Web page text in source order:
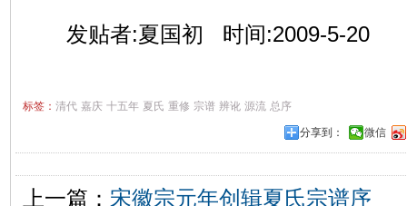
发贴者:夏国初 时间:2009-5-20
标签： 清代 嘉庆 十五年 夏氏 重修 宗谱 辨讹 源流 总序
分享到： 微信
上一篇： 宋徽宗元年创辑夏氏宗谱序